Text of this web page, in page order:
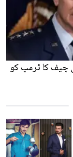
چیف کا ٹرمپ کو